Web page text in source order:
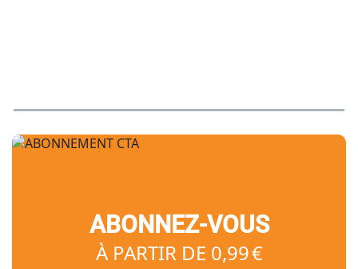
ABONNEZ-VOUS
À PARTIR DE 0,99 €